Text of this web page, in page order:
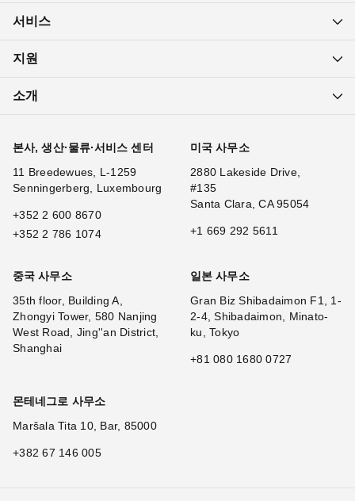
서비스
지원
소개
본사, 생산·물류·서비스 센터
11 Breedewues, L-1259
Senningerberg, Luxembourg
+352 2 600 8670
+352 2 786 1074
미국 사무소
2880 Lakeside Drive,
#135
Santa Clara, CA 95054
+1 669 292 5611
중국 사무소
35th floor, Building A,
Zhongyi Tower, 580 Nanjing
West Road, Jing''an District,
Shanghai
일본 사무소
Gran Biz Shibadaimon F1, 1-
2-4, Shibadaimon, Minato-
ku, Tokyo
+81 080 1680 0727
몬테네그로 사무소
Maršala Tita 10, Bar, 85000
+382 67 146 005